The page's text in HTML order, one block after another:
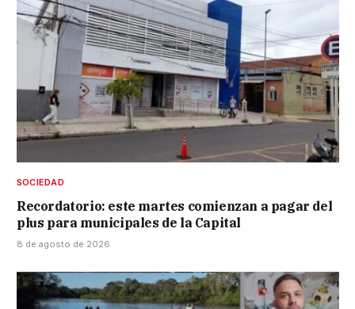
SOCIEDAD
Recordatorio: este martes comienzan a pagar del
plus para municipales de la Capital
8 de agosto de 2026